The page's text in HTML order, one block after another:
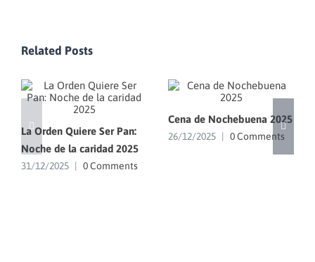
Related Posts
La Orden Quiere Ser Pan:
Noche de la caridad 2025
31/12/2025 0 Comments
Cena de Nochebuena 2025
26/12/2025 0 Comments